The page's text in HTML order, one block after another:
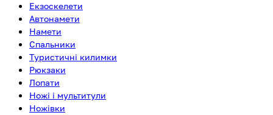
Екзоскелети
Автонамети
Намети
Спальники
Туристичні килимки
Рюкзаки
Лопати
Ножі і мультитули
Ножівки